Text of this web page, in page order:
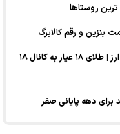
روستاها
بنزین و رقم کالابرگ
عقب‌نشینی قیمت طلا در پی افت جزئی نرخ ارز | طلای ۱۸ عیار به کانال ۱۸